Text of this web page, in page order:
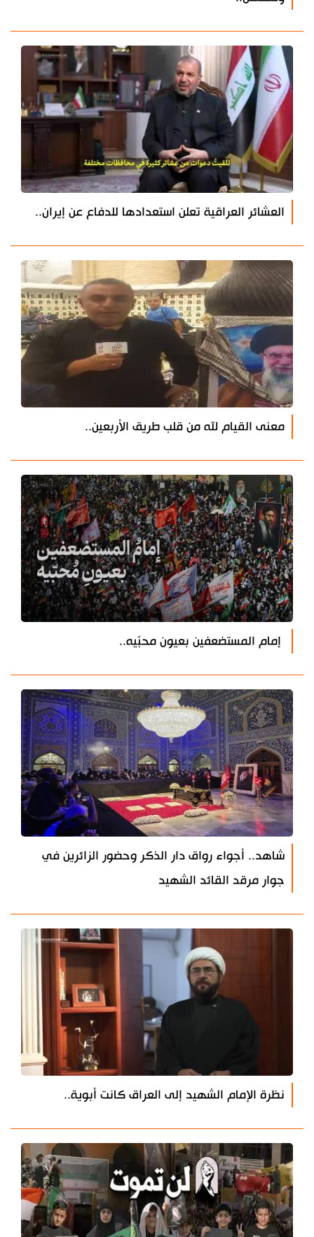
العشائر العراقية تعلن استعدادها للدفاع عن إيران..
معنى القيام لله من قلب طريق الأربعين..
إمام المستضعفين بعيون محبّيه..
شاهد.. أجواء رواق دار الذكر وحضور الزائرين في
جوار مرقد القائد الشهيد
نظرة الإمام الشهيد إلى العراق كانت أبوية..